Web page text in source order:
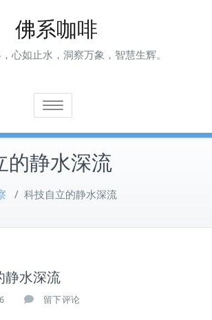
佛系咖啡
心如止水，洞察万象，智慧生辉。
Toggle navigation
的静水深流
/ 科技自立的静水深流
静水深流
留下评论